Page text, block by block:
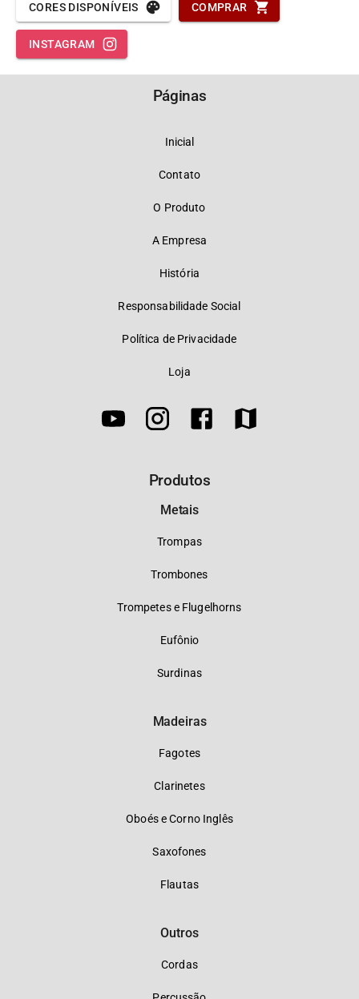
CORES DISPONÍVEIS COMPRAR
INSTAGRAM
Páginas
Inicial
Contato
O Produto
A Empresa
História
Responsabilidade Social
Política de Privacidade
Loja
Produtos
Metais
Trompas
Trombones
Trompetes e Flugelhorns
Eufônio
Surdinas
Madeiras
Fagotes
Clarinetes
Oboés e Corno Inglês
Saxofones
Flautas
Outros
Cordas